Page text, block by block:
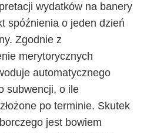
wydatków na banery
spóźnienia o jeden dzień
Zgodnie z
merytorycznych
automatycznego
subwencji, o ile
po terminie. Skutek
jest bowiem